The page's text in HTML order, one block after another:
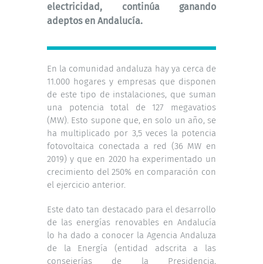
electricidad, continúa ganando
adeptos en Andalucía.
En la comunidad andaluza hay ya cerca de
11.000 hogares y empresas que disponen
de este tipo de instalaciones, que suman
una potencia total de 127 megavatios
(MW). Esto supone que, en solo un año, se
ha multiplicado por 3,5 veces la potencia
fotovoltaica conectada a red (36 MW en
2019) y que en 2020 ha experimentado un
crecimiento del 250% en comparación con
el ejercicio anterior.
Este dato tan destacado para el desarrollo
de las energías renovables en Andalucía
lo ha dado a conocer la Agencia Andaluza
de la Energía (entidad adscrita a las
consejerías de la Presidencia,